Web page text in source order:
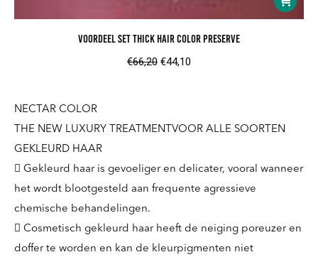
Voordeel Set Thick Hair Color Preserve
€66,20 Oorspronkelijke
€44,10
NECTAR COLOR
THE NEW LUXURY TREATMENTVOOR ALLE SOORTEN
GEKLEURD HAAR
 Gekleurd haar is gevoeliger en delicater, vooral wanneer
het wordt blootgesteld aan frequente agressieve
chemische behandelingen.
 Cosmetisch gekleurd haar heeft de neiging poreuzer en
doffer te worden en kan de kleurpigmenten niet